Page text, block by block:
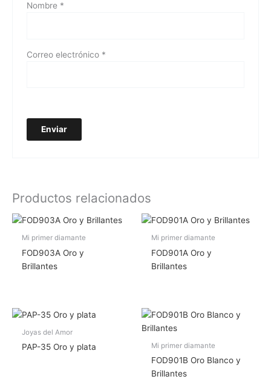
Nombre *
Correo electrónico *
Productos relacionados
Mi primer diamante
FOD903A Oro y
Brillantes
Mi primer diamante
FOD901A Oro y
Brillantes
Joyas del Amor
PAP-35 Oro y plata Mi primer diamante
FOD901B Oro Blanco y
Brillantes